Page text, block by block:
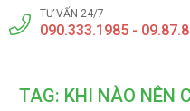
TƯ VẤN 24/7
090.333.1985 -
TAG: KHI NÀO NÊN